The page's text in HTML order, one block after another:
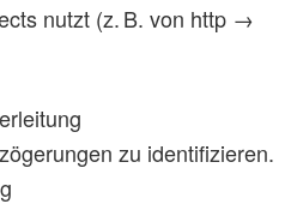
nutzt (z. B. von http →
zu identifizieren.